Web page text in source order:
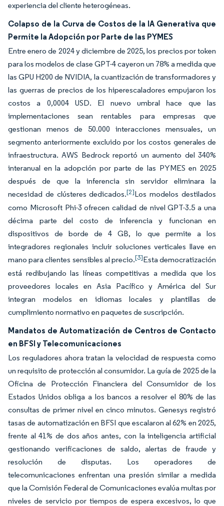
experiencia del cliente heterogéneas.
Colapso de la Curva de Costos de la IA Generativa que
Permite la Adopción por Parte de las PYMES
Entre enero de 2024 y diciembre de 2025, los precios por token
para los modelos de clase GPT-4 cayeron un 78% a medida que
las GPU H200 de NVIDIA, la cuantización de transformadores y
las guerras de precios de los hiperescaladores empujaron los
costos a 0,0004 USD. El nuevo umbral hace que las
implementaciones sean rentables para empresas que
gestionan menos de 50.000 interacciones mensuales, un
segmento anteriormente excluido por los costos generales de
infraestructura. AWS Bedrock reportó un aumento del 340%
interanual en la adopción por parte de las PYMES en 2025
después de que la inferencia sin servidor eliminara la
necesidad de clústeres dedicados.[2]Los modelos destilados
como Microsoft Phi-3 ofrecen calidad de nivel GPT-3.5 a una
décima parte del costo de inferencia y funcionan en
dispositivos de borde de 4 GB, lo que permite a los
integradores regionales incluir soluciones verticales llave en
mano para clientes sensibles al precio.[3]Esta democratización
está redibujando las líneas competitivas a medida que los
proveedores locales en Asia Pacífico y América del Sur
integran modelos en idiomas locales y plantillas de
cumplimiento normativo en paquetes de suscripción.
Mandatos de Automatización de Centros de Contacto
en BFSI y Telecomunicaciones
Los reguladores ahora tratan la velocidad de respuesta como
un requisito de protección al consumidor. La guía de 2025 de la
Oficina de Protección Financiera del Consumidor de los
Estados Unidos obliga a los bancos a resolver el 80% de las
consultas de primer nivel en cinco minutos. Genesys registró
tasas de automatización en BFSI que escalaron al 62% en 2025,
frente al 41% de dos años antes, con la inteligencia artificial
gestionando verificaciones de saldo, alertas de fraude y
resolución de disputas. Los operadores de
telecomunicaciones enfrentan una presión similar a medida
que la Comisión Federal de Comunicaciones evalúa multas por
niveles de servicio por tiempos de espera excesivos, lo que